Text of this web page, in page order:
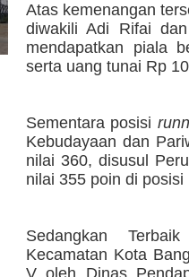
Atas kemenangan
diwakili Adi Rifai
mendapatkan piala
serta uang tunai Rp
Sementara posisi
Kebudayaan dan
nilai 360, disusul
nilai 355 poin di posisi
Sedangkan
Kecamatan Kota